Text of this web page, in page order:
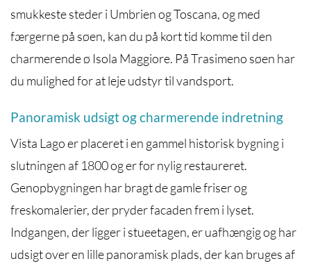
smukkeste steder i Umbrien og Toscana, og med
færgerne på søen, kan du på kort tid komme til den
charmerende ø Isola Maggiore. På Trasimeno søen har
du mulighed for at leje udstyr til vandsport.
Panoramisk udsigt og charmerende indretning
Vista Lago er placeret i en gammel historisk bygning i
slutningen af ​​1800 og er for nylig restaureret.
Genopbygningen har bragt de gamle friser og
freskomalerier, der pryder facaden frem i lyset.
Indgangen, der ligger i stueetagen, er uafhængig og har
udsigt over en lille panoramisk plads, der kan bruges af